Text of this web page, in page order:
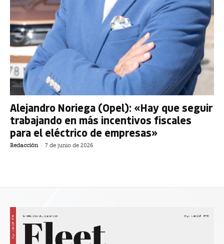
Alejandro Noriega (Opel): «Hay que seguir
trabajando en más incentivos fiscales
para el eléctrico de empresas»
Redacción - 7 de junio de 2026